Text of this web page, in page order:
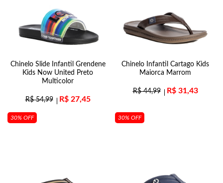
Chinelo Slide Infantil Grendene
Kids Now United Preto
Multicolor
R$54,99 R$27,45
Chinelo Infantil Cartago Kids
Maiorca Marrom
R$44,99 R$31,43
30% OFF 30% OFF